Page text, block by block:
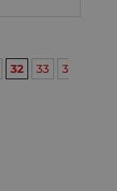
32 33
3